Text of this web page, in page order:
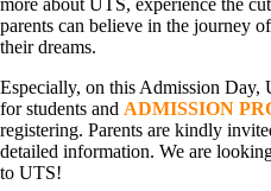
more about UTS, experience the
parents can believe in the journey
their dreams.
Especially, on this Admission Day,
for students and ADMISSION
registering. Parents are kindly
detailed information. We are
to UTS!